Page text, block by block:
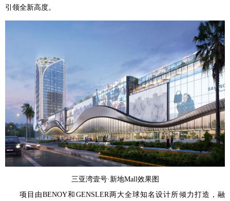
引领全新高度。
三亚湾壹号·新地Mall效果图
项目由BENOY和GENSLER两大全球知名设计所倾力打造，融